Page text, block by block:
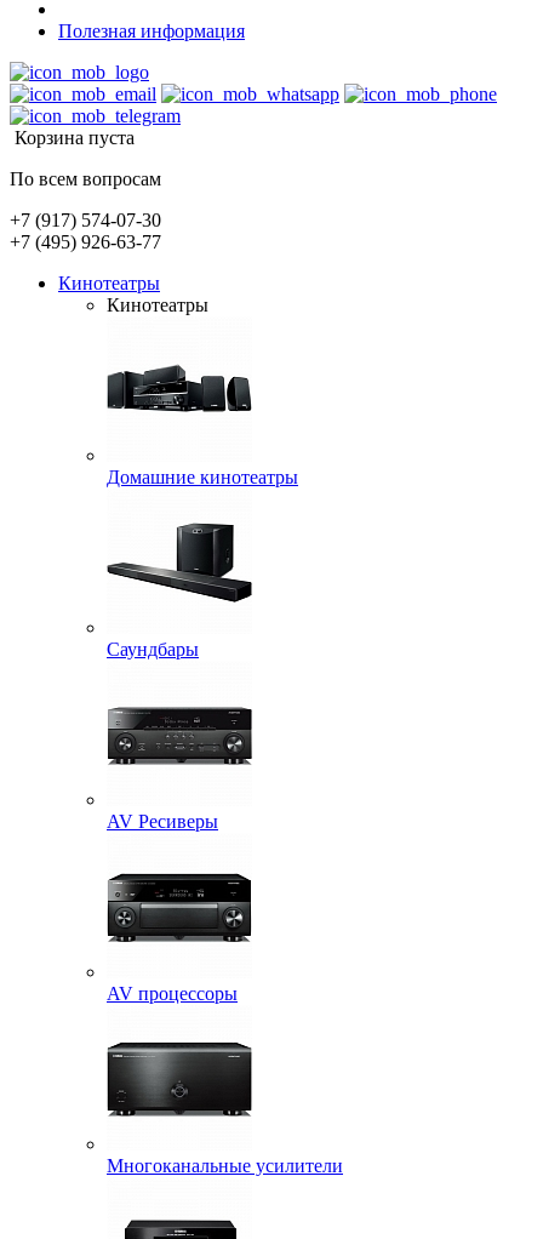
Полезная информация
Корзина пуста
По всем вопросам
+7 (917) 574-07-30
+7 (495) 926-63-77
Кинотеатры
Кинотеатры
Домашние кинотеатры
Саундбары
AV Ресиверы
AV процессоры
Многоканальные усилители